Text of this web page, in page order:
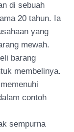
di sebuah
20 tahun. Ia
yang
mewah.
barang
membelinya.
contoh
sempurna